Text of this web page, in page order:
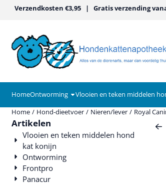
Cookievoorkeuren zijn momenteel gesloten.
Verzendkosten €3,95 | Gratis verzending
HomeOntworming Vlooien en teken middelen
Home / Hond-dieetvoer / Nieren/lever / Royal
Artikelen
Vlooien en teken middelen hond
kat konijn
Ontworming
Frontpro
Panacur